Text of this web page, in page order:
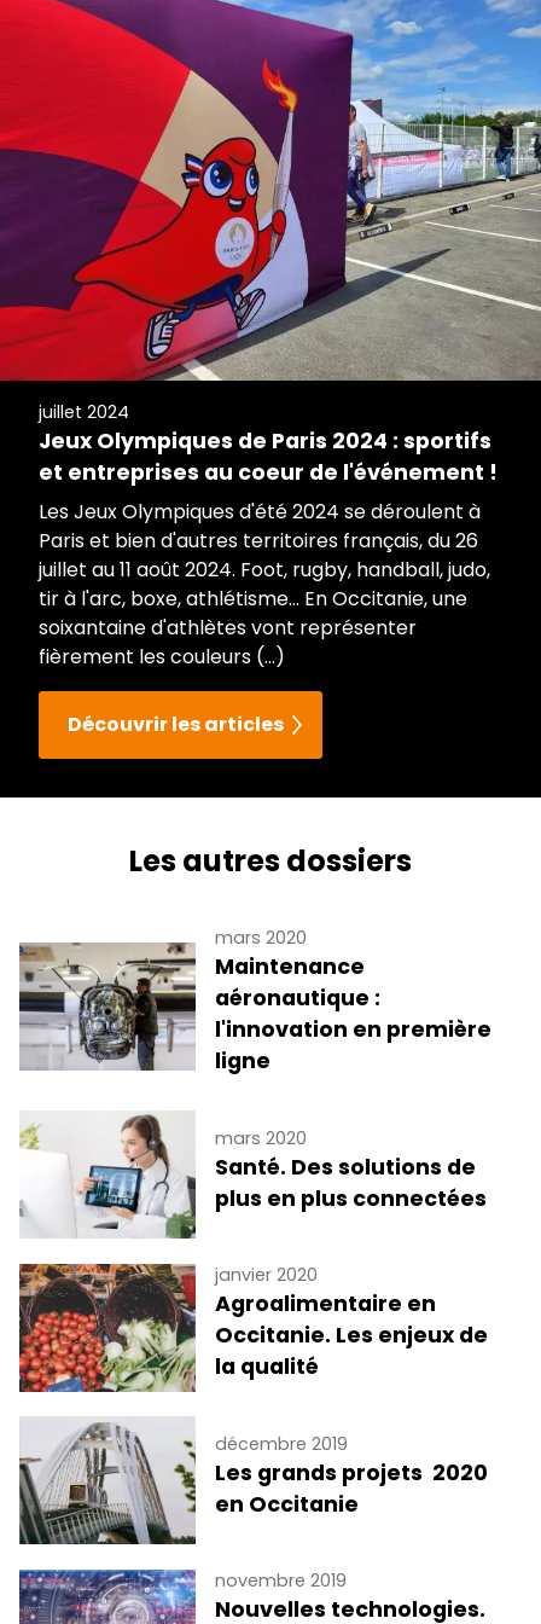
juillet 2024
Jeux Olympiques de Paris 2024 : sportifs
et entreprises au coeur de l'événement !
Les Jeux Olympiques d'été 2024 se déroulent à
Paris et bien d'autres territoires français, du 26
juillet au 11 août 2024. Foot, rugby, handball, judo,
tir à l'arc, boxe, athlétisme... En Occitanie, une
soixantaine d'athlètes vont représenter
fièrement les couleurs (...)
Découvrir les articles
Les autres dossiers
mars 2020
Maintenance
aéronautique :
l'innovation en première
ligne
mars 2020
Santé. Des solutions de
plus en plus connectées
janvier 2020
Agroalimentaire en
Occitanie. Les enjeux de
la qualité
décembre 2019
Les grands projets 2020
en Occitanie
novembre 2019
Nouvelles technologies.